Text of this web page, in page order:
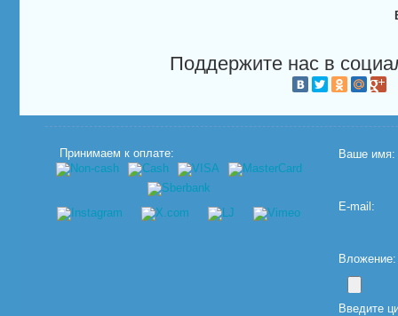
Поддержите нас в
Принимаем к оплате: Ваше имя:
E-mail:
Введите